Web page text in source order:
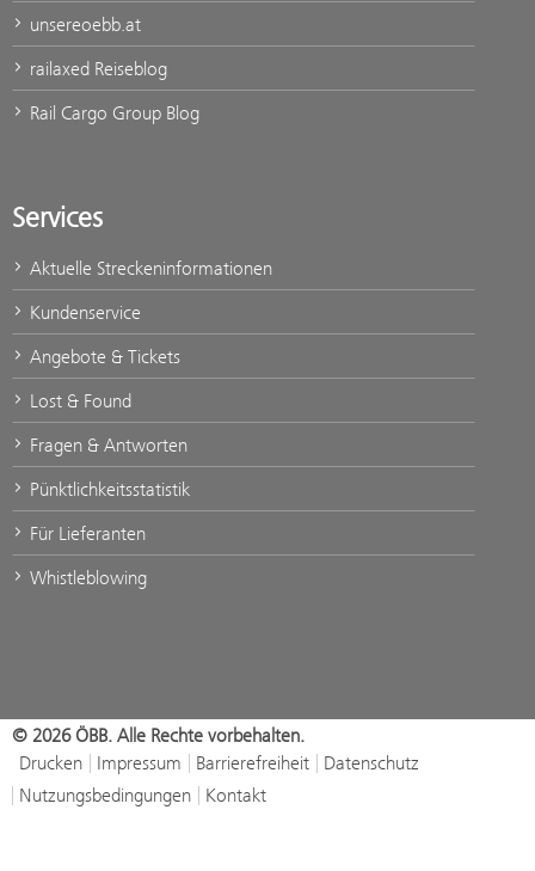
unsereoebb.at
railaxed Reiseblog
Rail Cargo Group Blog
Services
Aktuelle Streckeninformationen
Kundenservice
Angebote & Tickets
Lost & Found
Fragen & Antworten
Pünktlichkeitsstatistik
Für Lieferanten
Whistleblowing
© 2026 ÖBB. Alle Rechte vorbehalten.
Drucken
Impressum Barrierefreiheit
Datenschutz
Nutzungsbedingungen
Kontakt